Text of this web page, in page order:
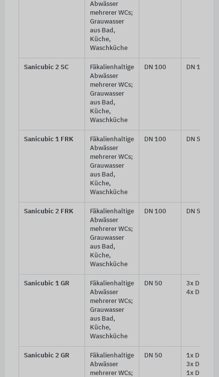
Abwässer
mehrerer WCs;
Grauwasser
aus Bad,
Küche,
Waschküche
Sanicubic 2 SC
Fäkalienhaltige
Abwässer
mehrerer WCs;
Grauwasser
aus Bad,
Küche,
Waschküche
DN 100 DN 150
Sanicubic 1 FRK
Fäkalienhaltige
Abwässer
mehrerer WCs;
Grauwasser
aus Bad,
Küche,
Waschküche
DN 100 DN 50,
Sanicubic 2 FRK
Fäkalienhaltige
Abwässer
mehrerer WCs;
Grauwasser
aus Bad,
Küche,
Waschküche
DN 100 DN 50, DN
Sanicubic 1 GR
Fäkalienhaltige
Abwässer
mehrerer WCs;
Grauwasser
aus Bad,
Küche,
Waschküche
DN 50
3x DN 100
4x DN 50
Sanicubic 2 GR
Fäkalienhaltige
Abwässer
mehrerer WCs;
DN 50
1x DN
3x DN 100
1x DN 50